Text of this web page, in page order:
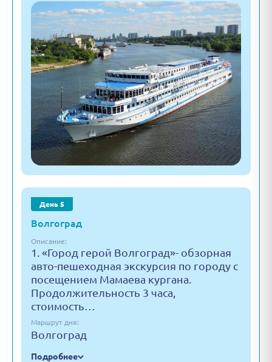
День 5
Волгоград
Описание:
1. «Город герой Волгоград»- обзорная
авто-пешеходная экскурсия по городу с
посещением Мамаева кургана.
Продолжительность 3 часа,
стоимость…
Маршрут дня:
Волгоград
Подробнее